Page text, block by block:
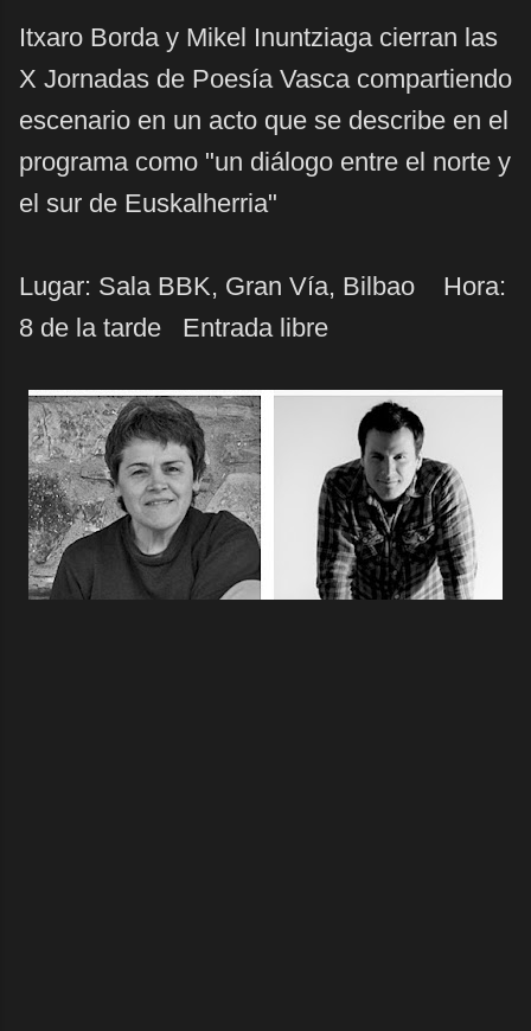
Itxaro Borda y Mikel Inuntziaga cierran las
X Jornadas de Poesía Vasca compartiendo
escenario en un acto que se describe en el
programa como "un diálogo entre el norte y
el sur de Euskalherria"
Lugar: Sala BBK, Gran Vía, Bilbao Hora:
8 de la tarde Entrada libre